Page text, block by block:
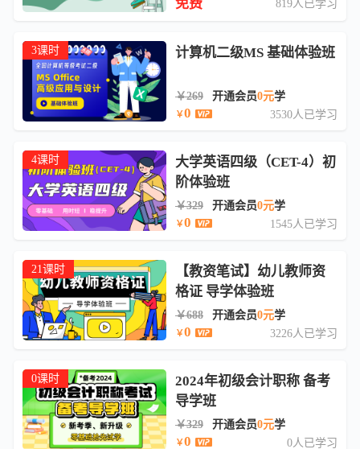
免费 819人已学习
3课时 计算机二级MS 基础体验班
￥269 开通会员0元学
￥0 3530人已学习
4课时
大学英语四级（CET-4）初
阶体验班
￥329 开通会员0元学
￥0 1545人已学习
21课时
【教资笔试】幼儿教师资
格证 导学体验班
￥688 开通会员0元学
￥0 3226人已学习
0课时
2024年初级会计职称 备考
导学班
￥329 开通会员0元学
￥0 0人已学习